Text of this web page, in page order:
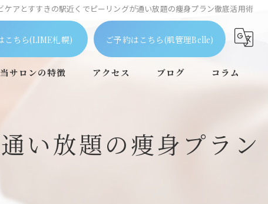
ケアとすすきの駅近くでピーリングが通い放題の痩身プラン徹底活用術
こちら(LIME札幌) ご予約はこちら(肌管理Belle)
当サロンの特徴
毛穴
ニキビケア
アクセス ブログ コラム
い放題の痩身プラン